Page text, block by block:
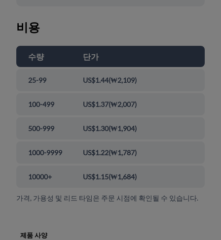
비용
수량 단가
25-99 US$1.44(₩2,109)
100-499 US$1.37(₩2,007)
500-999 US$1.30(₩1,904)
1000-9999 US$1.22(₩1,787)
10000+ US$1.15(₩1,684)
가격, 가용성 및 리드 타임은 주문 시점에 확인될 수 있습니다.
제품 사양